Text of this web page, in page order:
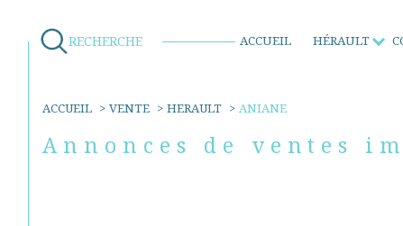
ACCUEIL HÉRAULT
RECHERCHE
ACCUEIL VENTE HERAULT ANIANE
Annonces de ventes